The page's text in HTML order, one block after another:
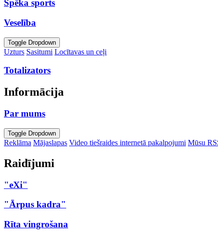
Spēka sports
Veselība
Toggle Dropdown
Uzturs Sasitumi Locītavas un ceļi
Totalizators
Informācija
Par mums
Toggle Dropdown
Reklāma Mājaslapas Video tiešraides internetā pakalpojumi Mūsu
Raidījumi
"eXi"
"Ārpus kadra"
Rīta vingrošana